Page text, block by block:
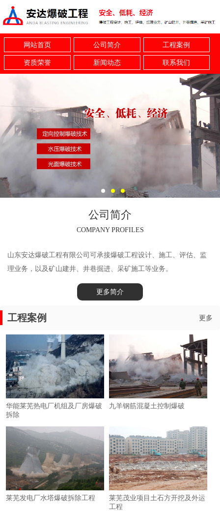
网站首页 公司简介 工程案例
资质荣誉 新闻动态 联系我们
公司简介
COMPANY PROFILES
山东安达爆破工程有限公司可承接爆破工程设计、施工、评估、监
理业务，以及矿山建井、井巷掘进、采矿施工等业务。
更多简介
工程案例 更多
华能莱芜热电厂机组及厂房爆破
拆除
九羊钢筋混凝土控制爆破
莱芜发电厂水塔爆破拆除工程
莱芜茂业项目土石方开挖及外运
工程